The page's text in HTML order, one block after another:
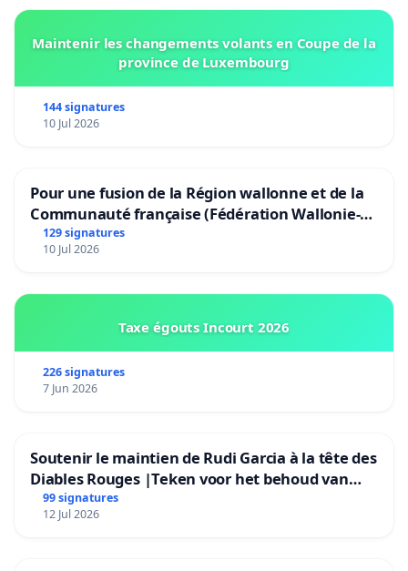
Maintenir les changements volants en Coupe de la
province de Luxembourg
144 signatures
10 Jul 2026
Pour une fusion de la Région wallonne et de la
Communauté française (Fédération Wallonie-
Bruxelles)
129 signatures
10 Jul 2026
Taxe égouts Incourt 2026
226 signatures
7 Jun 2026
Soutenir le maintien de Rudi Garcia à la tête des
Diables Rouges |Teken voor het behoud van
Rudi Garcia als bondscoach
99 signatures
12 Jul 2026